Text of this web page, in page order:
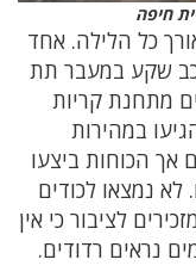
חיפה
כל הלילה. אחד
שקע במעבר תת
מתחנת קריות
במהירות
אך הכוחות ביצעו
נמצאו לכודים
לציבור כי אין
נראים רדודים.